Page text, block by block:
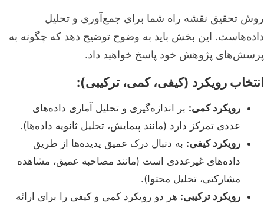
روش تحقیق نقشه راه شما برای جمع‌آوری و تحلیل
داده‌هاست. این بخش باید به وضوح توضیح دهد که چگونه به
پرسش‌های پژوهش خود پاسخ خواهید داد.
انتخاب رویکرد (کیفی، کمی، ترکیبی):
رویکرد کمی: بر اندازه‌گیری و تحلیل آماری داده‌های
عددی تمرکز دارد (مانند پیمایش، تحلیل ثانویه داده‌ها).
رویکرد کیفی: به دنبال درک عمیق پدیده‌ها از طریق
داده‌های غیرعددی است (مانند مصاحبه عمیق، مشاهده
مشارکتی، تحلیل محتوا).
رویکرد ترکیبی: هر دو رویکرد کمی و کیفی را برای ارائه